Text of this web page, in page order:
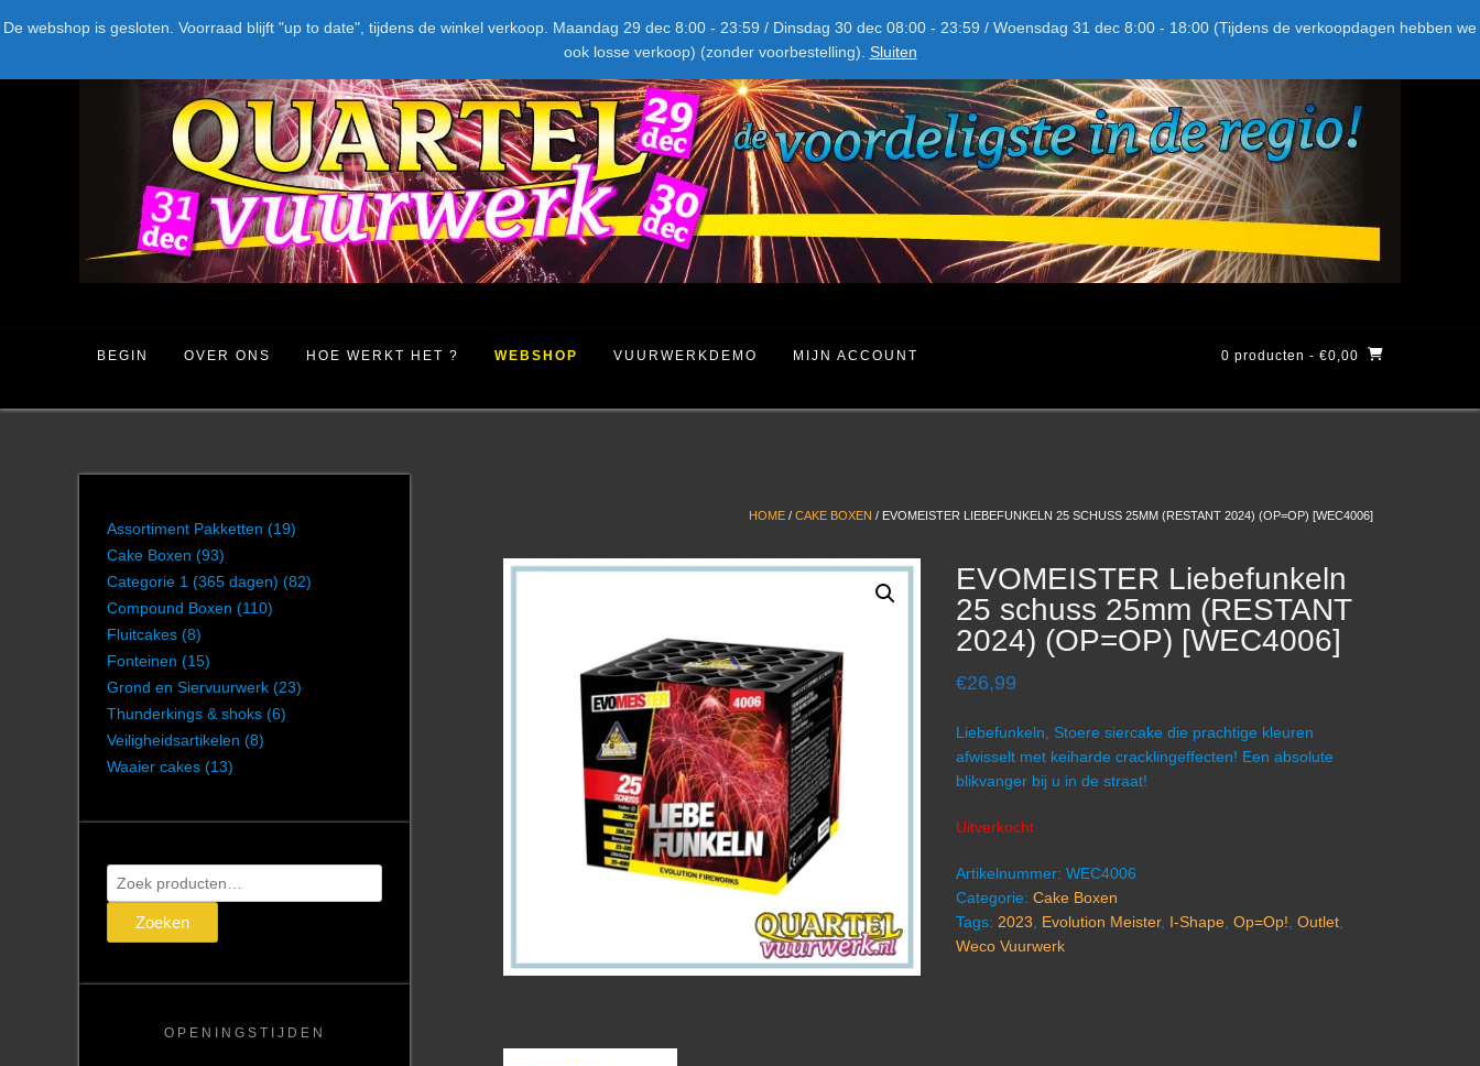
De webshop is gesloten. Voorraad blijft "up to date", tijdens de winkel verkoop. Maandag 29 dec 8:00 - 23:59 / Dinsdag 30 dec 08:00 - 23:59 / Woensdag 31 dec 8:00 - 18:00 (Tijdens de verkoopdagen hebben we
ook losse verkoop) (zonder voorbestelling). Sluiten
naar
BEGIN OVER ONS HOE WERKT HET ? WEBSHOP VUURWERKDEMO MIJN ACCOUNT 0 producten - €0,00
HOME / CAKE BOXEN / EVOMEISTER LIEBEFUNKELN 25 SCHUSS 25MM (RESTANT 2024) (OP=OP) [WEC4006]
EVOMEISTER Liebefunkeln
25 schuss 25mm (RESTANT
2024) (OP=OP) [WEC4006]
€26,99
Liebefunkeln, Stoere siercake die prachtige kleuren
afwisselt met keiharde cracklingeffecten! Een absolute
blikvanger bij u in de straat!
Uitverkocht
Artikelnummer: WEC4006
Categorie: Cake Boxen
Tags: 2023 Evolution Meister, I-Shape, Op=Op! Outlet,
Weco Vuurwerk
Assortiment Pakketten (19)
Cake Boxen (93)
Categorie 1 (365 dagen) (82)
Compound Boxen (110)
Fluitcakes (8)
Fonteinen (15)
Grond en Siervuurwerk (23)
Thunderkings & shoks (6)
Veiligheidsartikelen (8)
Waaier cakes (13)
Zoeken
naar:
Zoeken
OPENINGSTIJDEN